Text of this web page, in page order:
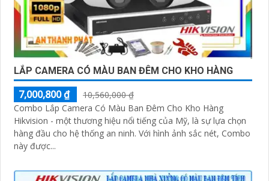
LẮP CAMERA CÓ MÀU BAN ĐÊM CHO KHO HÀNG
7,000,800 ₫
10,560,000 ₫
Combo Lắp Camera Có Màu Ban Đêm Cho Kho Hàng
Hikvision - một thương hiệu nổi tiếng của Mỹ, là sự lựa chọn
hàng đầu cho hệ thống an ninh. Với hình ảnh sắc nét, Combo
này được...